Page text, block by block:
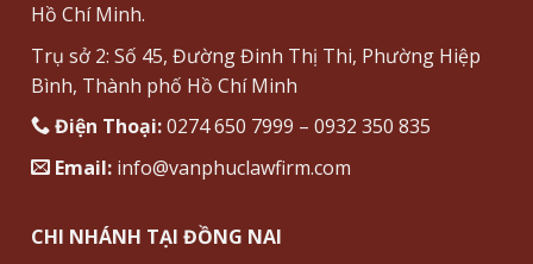
Hồ Chí Minh.
Trụ sở 2: Số 45, Đường Đinh Thị Thi, Phường Hiệp
Bình, Thành phố Hồ Chí Minh
Điện Thoại:0274 650 7999 – 0932 350 835
Email: info@vanphuclawfirm.com
CHI NHÁNH TẠI ĐỒNG NAI